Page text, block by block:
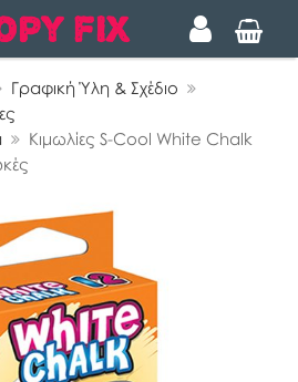
Γραφική Ύλη & Σχέδιο
Κιμωλίες S-Cool White Chalk